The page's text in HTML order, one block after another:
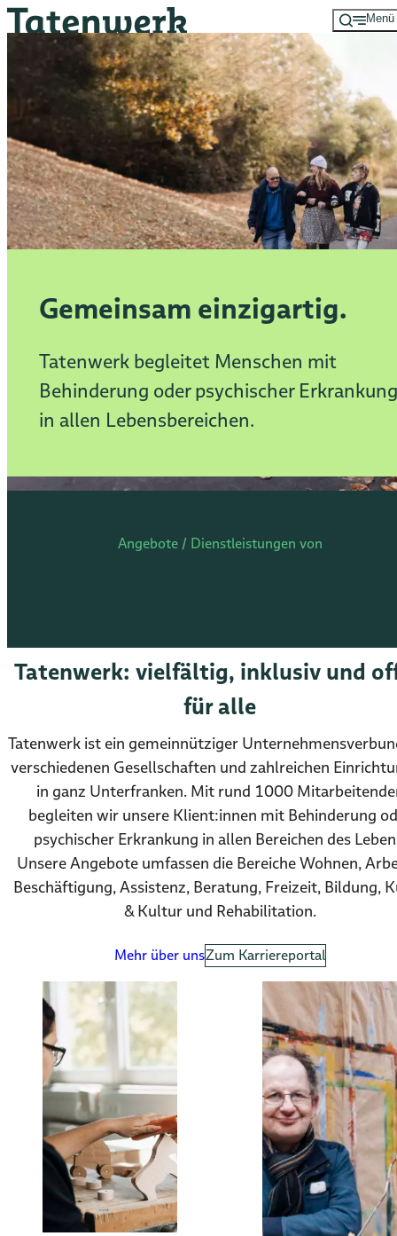
Zum
Hauptinhalt
springen
Menü
Gemeinsam einzigartig.
Tatenwerk begleitet Menschen mit
Behinderung oder psychischer Erkrankung
in allen Lebensbereichen.
Angebote / Dienstleistungen von
Tatenwerk: vielfältig, inklusiv und
für alle
Tatenwerk ist ein gemeinnütziger
verschiedenen Gesellschaften und zahlreichen
in ganz Unterfranken. Mit rund 1000
begleiten wir unsere Klient:innen mit Behinderung
psychischer Erkrankung in allen Bereichen des
Unsere Angebote umfassen die Bereiche Wohnen,
Beschäftigung, Assistenz, Beratung, Freizeit, Bildung,
& Kultur und Rehabilitation.
Mehr über unsZum Karriereportal